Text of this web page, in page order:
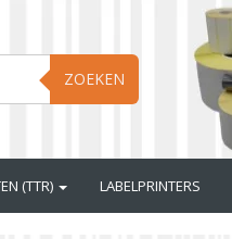
ZOEKEN
(TTR) LABELPRINTERS